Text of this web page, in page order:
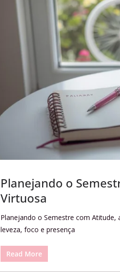
Planejando o
Virtuosa
Planejando o Semestre com
leveza, foco e presença
Read More